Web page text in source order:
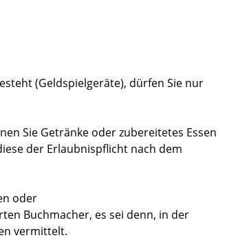
(Geldspielgeräte), dürfen Sie nur
Sie Getränke oder zubereitetes Essen
der Erlaubnispflicht nach dem
oder
Buchmacher, es sei denn, in der
vermittelt.